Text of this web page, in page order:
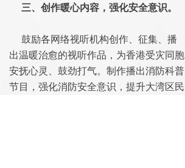
三、创作暖心内容，强化安全意识。
鼓励各网络视听机构创作、征集、播
出温暖治愈的视听作品，为香港受灾同胞
安抚心灵、鼓劲打气。制作播出消防科普
节目，强化消防安全意识，提升大湾区民